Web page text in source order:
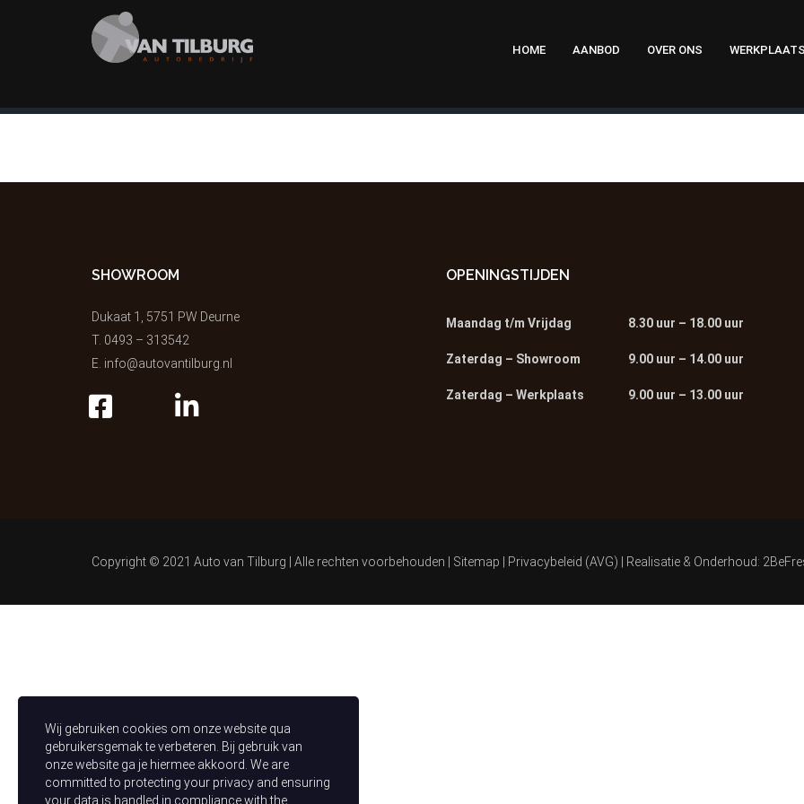
HOME AANBOD OVER ONS
SHOWROOM
Dukaat 1, 5751 PW Deurne
T. 0493 – 313542
E. info@autovantilburg.nl
OPENINGSTIJDEN
Maandag t/m Vrijdag 8.30 uur – 18.00 uur
Zaterdag – Showroom 9.00 uur – 14.00 uur
Zaterdag – Werkplaats 9.00 uur – 13.00 uur
Copyright © 2021 Auto van Tilburg | Alle rechten voorbehouden | Sitemap Privacybeleid (AVG) | Realisatie & Onderhoud:
Wij gebruiken cookies om onze website qua
gebruikersgemak te verbeteren. Bij gebruik van
onze website ga je hiermee akkoord. We are
committed to protecting your privacy and ensuring
your data is handled in compliance with the